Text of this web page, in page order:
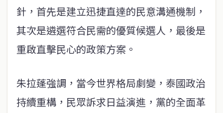
針，首先是建立迅捷直達的民意溝通機制，
其次是遴選符合民需的優質候選人，最後是
重啟直擊民心的政策方案。
朱拉蓬強調，當今世界格局劇變，泰國政治
持續重構，民眾訴求日益演進，黨的全面革